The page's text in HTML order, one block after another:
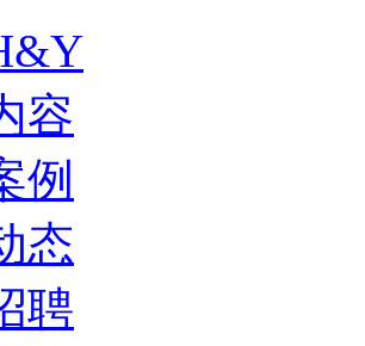
容
例
态
聘